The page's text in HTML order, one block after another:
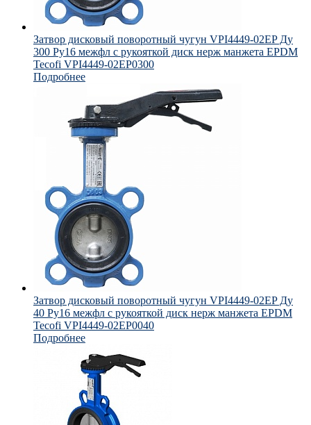
Затвор дисковый поворотный чугун VPI4449-02EP Ду
300 Ру16 межфл с рукояткой диск нерж манжета EPDM
Tecofi VPI4449-02EP0300
Подробнее
Затвор дисковый поворотный чугун VPI4449-02EP Ду
40 Ру16 межфл с рукояткой диск нерж манжета EPDM
Tecofi VPI4449-02EP0040
Подробнее